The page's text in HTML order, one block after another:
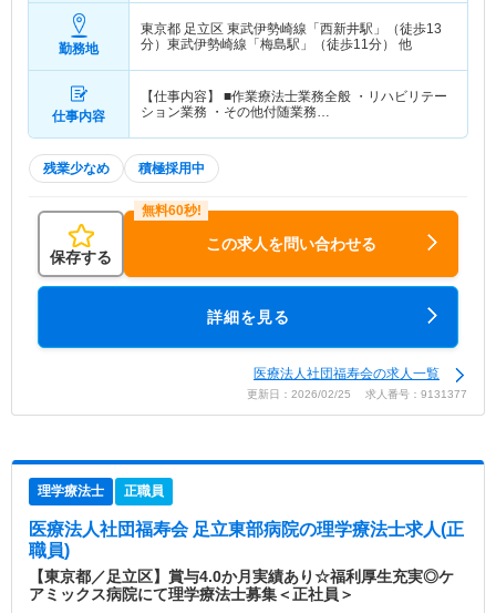
勤務地
東京都 足立区 東武伊勢崎線「西新井駅」（徒歩13
分）東武伊勢崎線「梅島駅」（徒歩11分） 他
仕事内容
【仕事内容】 ■作業療法士業務全般 ・リハビリテー
ション業務 ・その他付随業務…
残業少なめ 積極採用中
保存する
この求人を問い合わせる
詳細を見る
医療法人社団福寿会の求人一覧
更新日：2026/02/25 求人番号：9131377
理学療法士 正職員
医療法人社団福寿会 足立東部病院の理学療法士求人(正
職員)
【東京都／足立区】賞与4.0か月実績あり☆福利厚生充実◎ケ
アミックス病院にて理学療法士募集＜正社員＞